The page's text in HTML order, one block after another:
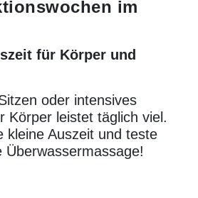
im
für Körper und
oder intensives
Körper leistet täglich viel.
kleine Auszeit und teste
Überwassermassage!